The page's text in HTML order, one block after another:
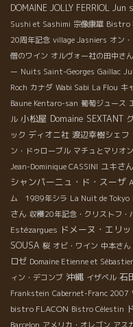
DOMAINE JOLLY FERRIOL Jun
Sushi et Sashimi 宗像康雄 Bistro
20周年記念 village Jasniers オン
僧のワイン オルヴォー社の田中さん
ー Nuits Saint-Georges Gaillac
Roch カナダ Wabi Sabi La Flou キ
Baune Kentaro-san 葡萄ジュース
ル 小松屋 Domaine SEXTANT
ック ディオニ社 渡辺幸樹シェフ
ン・ドゥローブル マチュとマリオン
Jean-Dominique CASSINI ユキさん
シャンパーニュ・ド・スーザ
ム 1989年シラ La Nuit de Tokyo
さん 収穫20年記念・クリストフ・
Estézargues ドメーヌ・エリ
SOUSA 桜 オビ・ワイン 中本さん
ロゼ Domaine Etienne et
ィン・デコンブ 沖縄 イザベル 石
Frankstein Cabernet-Franc 2007
bistro FLACON Bistro Célestin